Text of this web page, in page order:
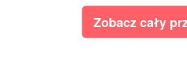
Zobacz cały